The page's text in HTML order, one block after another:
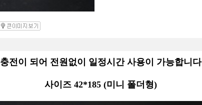
충전이 되어 전원없이 일정시간 사용이 가능합니다
사이즈 42*185 (미니 폴더형)